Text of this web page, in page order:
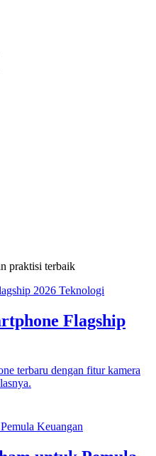
praktisi terbaik
Teknologi
Flagship
terbaru dengan fitur kamera
Keuangan